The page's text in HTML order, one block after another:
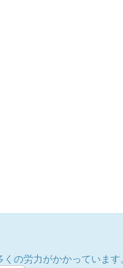
の労力がかかっていま